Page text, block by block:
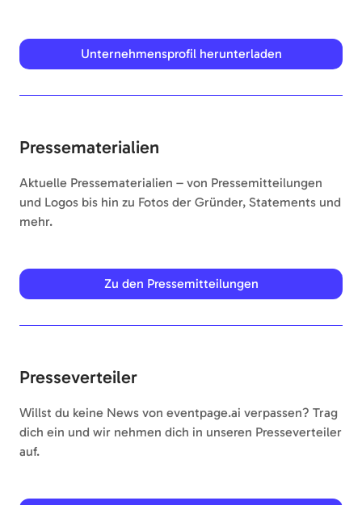
Unternehmensprofil herunterladen
Pressematerialien
Aktuelle Pressematerialien – von Pressemitteilungen
und Logos bis hin zu Fotos der Gründer, Statements und
mehr.
Zu den Pressemitteilungen
Presseverteiler
Willst du keine News von eventpage.ai verpassen? Trag
dich ein und wir nehmen dich in unseren Presseverteiler
auf.